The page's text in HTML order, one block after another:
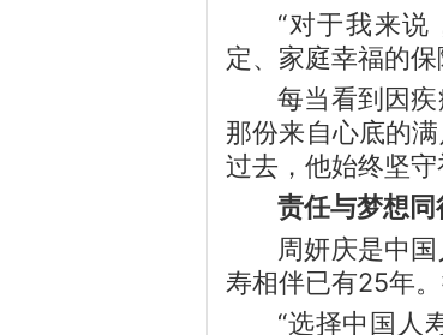
“对于我来
定、家庭幸福的保
每当看到因
那份来自心底的
过去，他始终坚守
责任与梦想
周妍庆是中
寿相伴已有25年
“选择中国人